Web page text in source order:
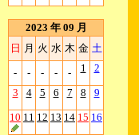
2023 年 09 月
日 月 火 水 木 金 土
- - - - - 1 2
3 4 5 6 7 8 9
10 11 12 13 14 15 16